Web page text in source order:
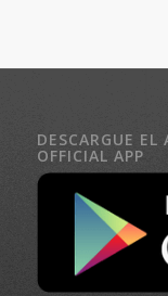
DESCARGUE
OFFICIAL APP